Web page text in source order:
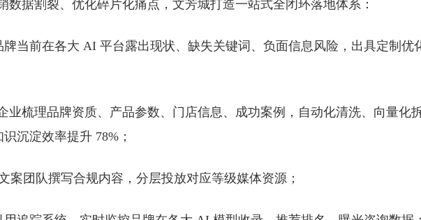
数据割裂、优化碎片化痛点，文芳城打造一站式全闭环落地体系：
牌当前在各大 AI 平台露出现状、缺失关键词、负面信息风险，出具定制优
业梳理品牌资质、产品参数、门店信息、成功案例，自动化清洗、向量化
沉淀效率提升 78%；
案团队撰写合规内容，分层投放对应等级媒体资源；